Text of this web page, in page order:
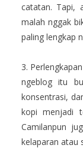
catatan. Tapi,
malah nggak
paling lengkap
3.
ngeblog itu
konsentrasi,
kopi menjadi
Camilanpun
kelaparan atau